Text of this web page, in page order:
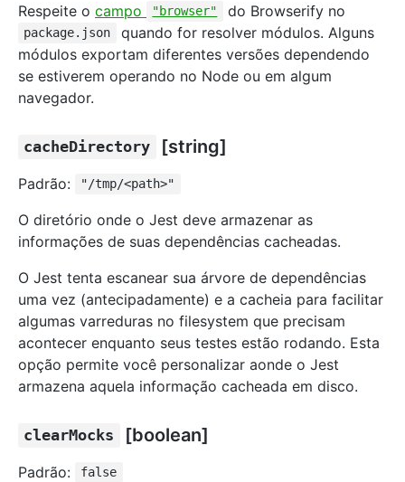
Respeite o campo "browser" do Browserify no
package.json
quando for resolver módulos. Alguns
módulos exportam diferentes versões dependendo
se estiverem operando no Node ou em algum
navegador.
cacheDirectory [string]
Padrão: "/tmp/<path>"
O diretório onde o Jest deve armazenar as
informações de suas dependências cacheadas.
O Jest tenta escanear sua árvore de dependências
uma vez (antecipadamente) e a cacheia para facilitar
algumas varreduras no filesystem que precisam
acontecer enquanto seus testes estão rodando. Esta
opção permite você personalizar aonde o Jest
armazena aquela informação cacheada em disco.
clearMocks [boolean]
Padrão: false